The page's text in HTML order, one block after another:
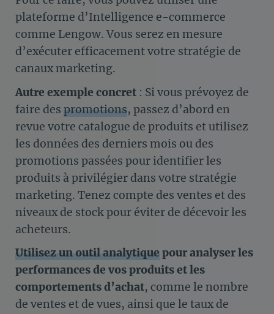
plateforme d’Intelligence e-commerce
comme Lengow. Vous serez en mesure
d’exécuter efficacement votre stratégie de
canaux marketing.
Autre exemple concret : Si vous prévoyez de
faire des promotions, passez d’abord en
revue votre catalogue de produits et utilisez
les données des derniers mois ou des
promotions passées pour identifier les
produits à privilégier dans votre stratégie
marketing. Tenez compte des ventes et des
niveaux de stock pour éviter de décevoir les
acheteurs.
Utilisez un outil analytiquepour analyser les
performances de vos produits et les
comportements d’achat, comme le nombre
de ventes et de vues, ainsi que le taux de